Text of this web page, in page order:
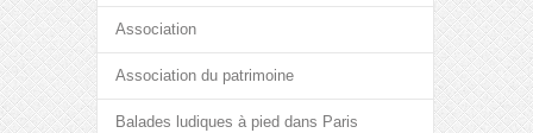
Association
Association du patrimoine
Balades ludiques à pied dans Paris